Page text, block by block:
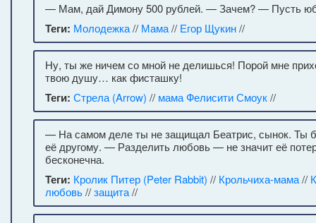
— Мам, дай Димону 500 рублей. — Зачем? — Пусть
Теги: Молодежка// Мама// Егор Щукин//
Ну, ты же ничем со мной не делишься! Порой мне
твою душу… как фисташку!
Теги: Стрела (Arrow) // мама Фелисити Смоук//
— На самом деле ты не защищал Беатрис, сынок. Ты
её другому. — Разделить любовь — не значит её
бесконечна.
Теги: Кролик Питер (Peter Rabbit) // Крольчиха-мама//
любовь//защита//